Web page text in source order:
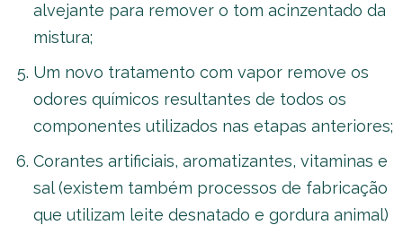
alvejante para remover o tom acinzentado da
mistura;
Um novo tratamento com vapor remove os
odores químicos resultantes de todos os
componentes utilizados nas etapas anteriores;
Corantes artificiais, aromatizantes, vitaminas e
sal (existem também processos de fabricação
que utilizam leite desnatado e gordura animal)